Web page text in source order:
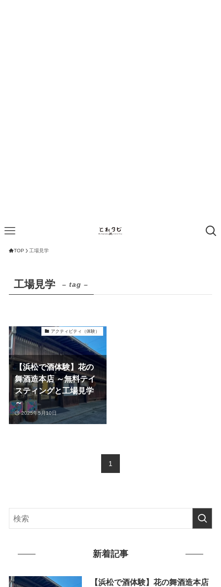
TOP 工場見学
工場見学 – tag –
アクティビティ（体験）
【浜松で酒体験】花の
舞酒造本店 ～無料テイ
スティングと工場見学
～
2025年5月10日
1
新着記事
【浜松で酒体験】花の舞酒造本店